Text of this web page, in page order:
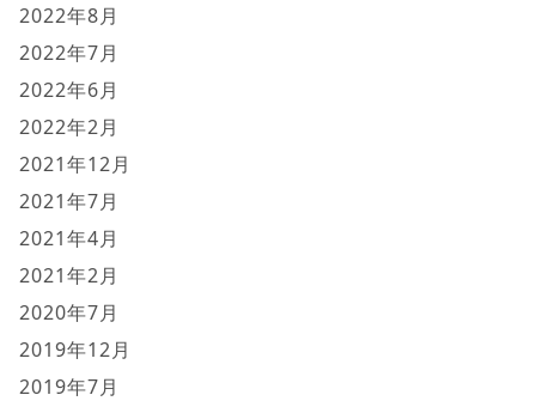
2022年8月
2022年7月
2022年6月
2022年2月
2021年12月
2021年7月
2021年4月
2021年2月
2020年7月
2019年12月
2019年7月